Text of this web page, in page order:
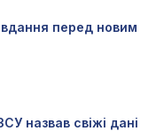
перед новим
назвав свіжі дані